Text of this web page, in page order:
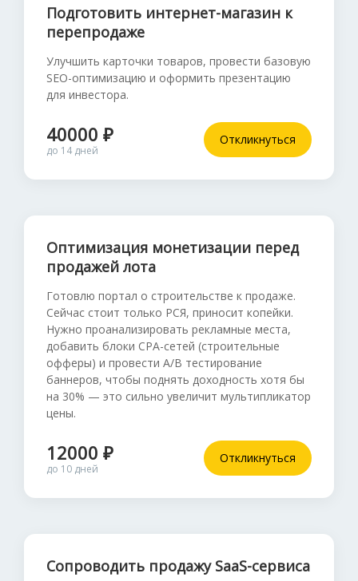
Подготовить интернет-магазин к
перепродаже
Улучшить карточки товаров, провести базовую
SEO-оптимизацию и оформить презентацию
для инвестора.
40000 ₽
до 14 дней
Откликнуться
Оптимизация монетизации перед
продажей лота
Готовлю портал о строительстве к продаже.
Сейчас стоит только РСЯ, приносит копейки.
Нужно проанализировать рекламные места,
добавить блоки CPA-сетей (строительные
офферы) и провести A/B тестирование
баннеров, чтобы поднять доходность хотя бы
на 30% — это сильно увеличит мультипликатор
цены.
12000 ₽
до 10 дней
Откликнуться
Сопроводить продажу SaaS-сервиса